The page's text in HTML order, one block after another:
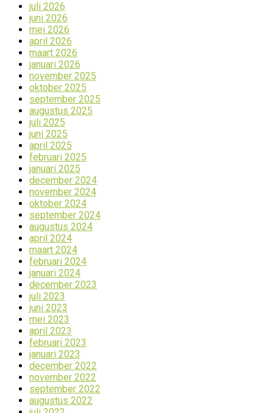
juli 2026
juni 2026
mei 2026
april 2026
maart 2026
januari 2026
november 2025
oktober 2025
september 2025
augustus 2025
juli 2025
juni 2025
april 2025
februari 2025
januari 2025
december 2024
november 2024
oktober 2024
september 2024
augustus 2024
april 2024
maart 2024
februari 2024
januari 2024
december 2023
juli 2023
juni 2023
mei 2023
april 2023
februari 2023
januari 2023
december 2022
november 2022
september 2022
augustus 2022